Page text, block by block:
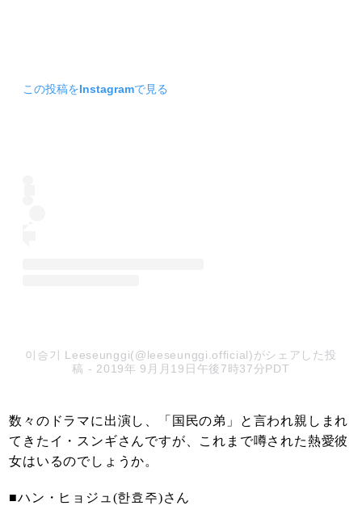
この投稿をInstagramで見る
이승기 Leeseunggi(@leeseunggi.official)がシェアした投
稿 - 2019年 9月月19日午後7時37分PDT
数々のドラマに出演し、「国民の弟」と言われ親しまれ
てきたイ・スンギさんですが、これまで噂された熱愛彼
女はいるのでしょうか。
■ハン・ヒョジュ(한효주)さん